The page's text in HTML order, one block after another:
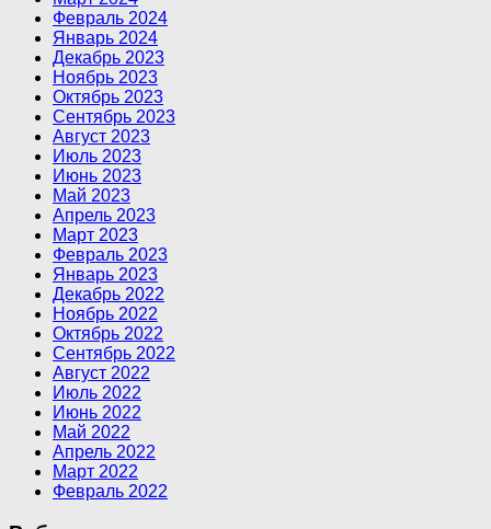
Февраль 2024
Январь 2024
Декабрь 2023
Ноябрь 2023
Октябрь 2023
Сентябрь 2023
Август 2023
Июль 2023
Июнь 2023
Май 2023
Апрель 2023
Март 2023
Февраль 2023
Январь 2023
Декабрь 2022
Ноябрь 2022
Октябрь 2022
Сентябрь 2022
Август 2022
Июль 2022
Июнь 2022
Май 2022
Апрель 2022
Март 2022
Февраль 2022